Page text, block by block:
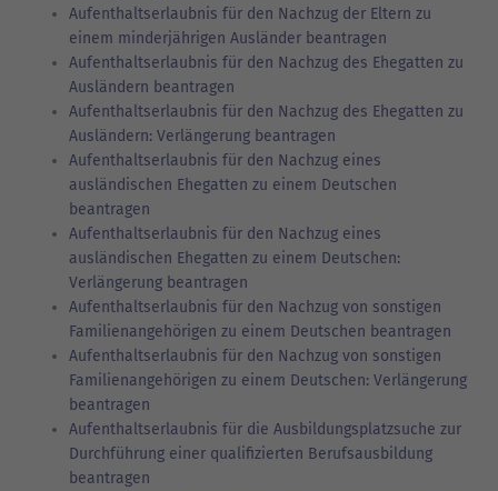
Aufenthaltserlaubnis für den Nachzug der Eltern zu
einem minderjährigen Ausländer beantragen
Aufenthaltserlaubnis für den Nachzug des Ehegatten zu
Ausländern beantragen
Aufenthaltserlaubnis für den Nachzug des Ehegatten zu
Ausländern: Verlängerung beantragen
Aufenthaltserlaubnis für den Nachzug eines
ausländischen Ehegatten zu einem Deutschen
beantragen
Aufenthaltserlaubnis für den Nachzug eines
ausländischen Ehegatten zu einem Deutschen:
Verlängerung beantragen
Aufenthaltserlaubnis für den Nachzug von sonstigen
Familienangehörigen zu einem Deutschen beantragen
Aufenthaltserlaubnis für den Nachzug von sonstigen
Familienangehörigen zu einem Deutschen: Verlängerung
beantragen
Aufenthaltserlaubnis für die Ausbildungsplatzsuche zur
Durchführung einer qualifizierten Berufsausbildung
beantragen